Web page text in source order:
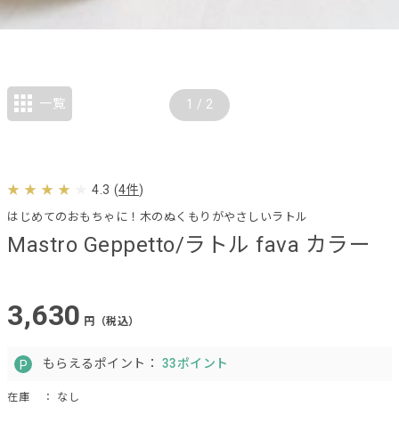
Mastro Geppetto/ラトル fava カラー
はじめてのおもちゃに！木のぬくもりがやさしいラトル
4.3 (4件)
3,630 円（税込）
もらえるポイント： 33ポイント
在庫 ： なし
1 / 2
一覧